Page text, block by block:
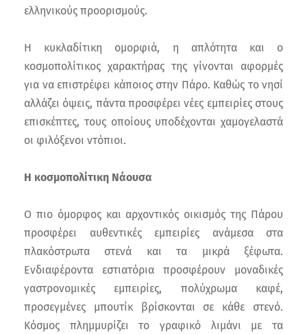
ελληνικούς προορισμούς.
Η κυκλαδίτικη ομορφιά, η απλότητα και ο
κοσμοπολίτικος χαρακτήρας της γίνονται αφορμές
για να επιστρέφει κάποιος στην Πάρο. Καθώς το νησί
αλλάζει όψεις, πάντα προσφέρει νέες εμπειρίες στους
επισκέπτες, τους οποίους υποδέχονται χαμογελαστά
οι φιλόξενοι ντόπιοι.
Η κοσμοπολίτικη Νάουσα
Ο πιο όμορφος και αρχοντικός οικισμός της Πάρου
προσφέρει αυθεντικές εμπειρίες ανάμεσα στα
πλακόστρωτα στενά και τα μικρά ξέφωτα.
Ενδιαφέροντα εστιατόρια προσφέρουν μοναδικές
γαστρονομικές εμπειρίες, πολύχρωμα καφέ,
προσεγμένες μπουτίκ βρίσκονται σε κάθε στενό.
Κόσμος πλημμυρίζει το γραφικό λιμάνι με τα